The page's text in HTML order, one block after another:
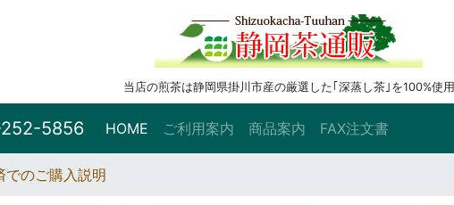
当店の煎茶は静岡県掛川市産の厳選した｢深蒸し茶｣を100%使用
5856 HOME ご利用案内 商品案内 FAX注文書
でのご購入説明